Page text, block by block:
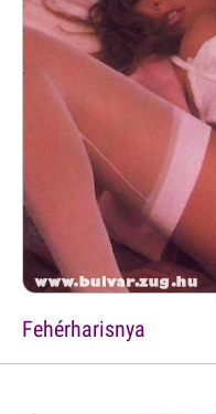
Fehérharisnya